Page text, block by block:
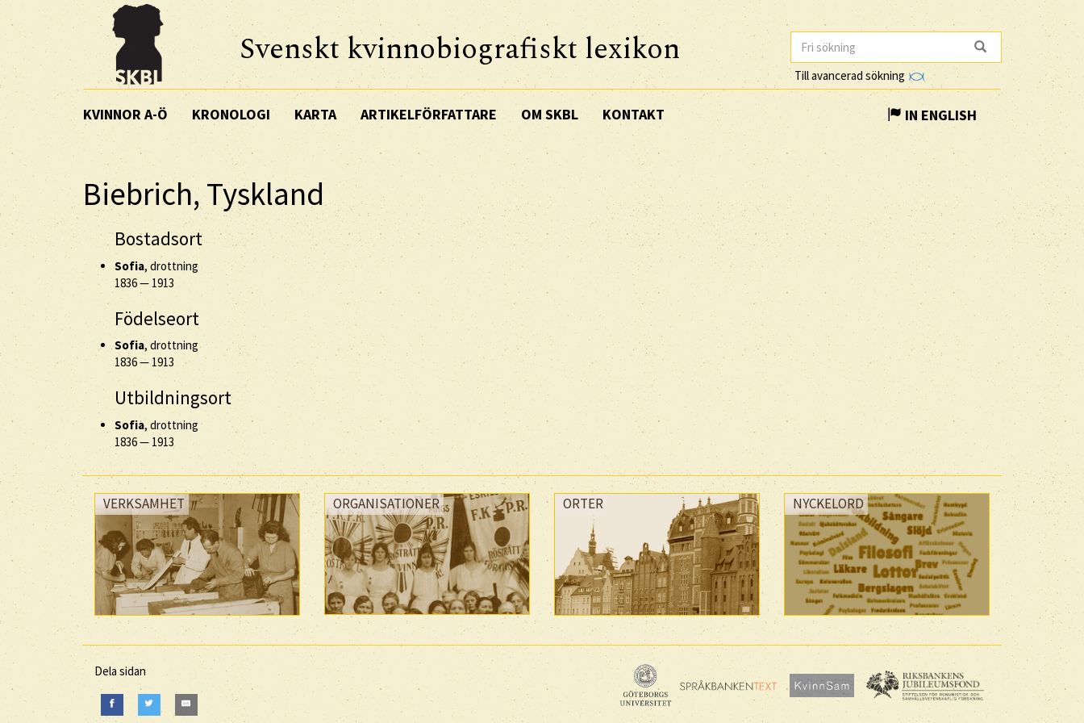
Svenskt kvinnobiografiskt lexikon
Till avancerad sökning
KVINNOR A-Ö KRONOLOGI KARTA ARTIKELFÖRFATTARE OM SKBL KONTAKT IN ENGLISH
Biebrich, Tyskland
Bostadsort
Sofia, drottning
1836— 1913
Födelseort
Sofia, drottning
1836—1913
Utbildningsort
Sofia, drottning
1836— 1913
VERKSAMHET ORGANISATIONER ORTER NYCKELORD
Dela sidan